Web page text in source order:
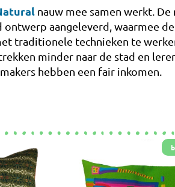
nauw mee samen werkt. De
aangeleverd, waarmee
traditionele technieken te
minder naar de stad en
hebben een fair inkomen.